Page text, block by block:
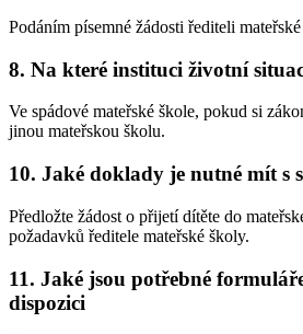
Podáním písemné žádosti řediteli
8. Na které instituci životní
Ve spádové mateřské škole, pokud si
jinou mateřskou školu.
10. Jaké doklady je nutné mít s
Předložte žádost o přijetí dítěte do
požadavků ředitele mateřské školy.
11. Jaké jsou potřebné
dispozici